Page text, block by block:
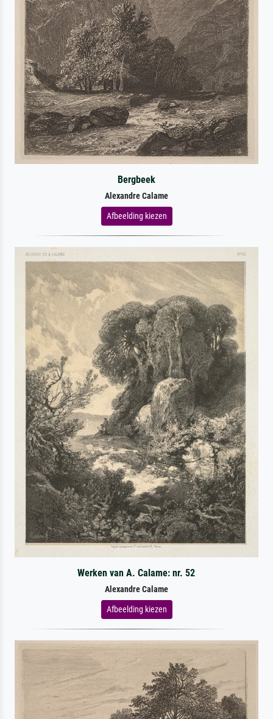
Bergbeek
Alexandre Calame
Afbeelding kiezen
Werken van A. Calame: nr. 52
Alexandre Calame
Afbeelding kiezen